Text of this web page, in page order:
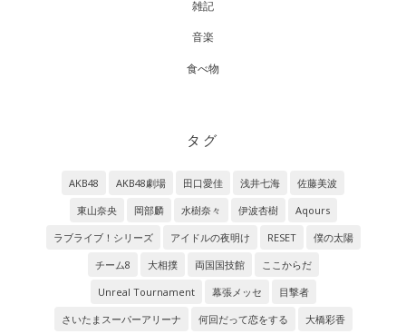
雑記
音楽
食べ物
タグ
AKB48 AKB48劇場 田口愛佳 浅井七海
佐藤美波
東山奈央
岡部麟 水樹奈々 伊波杏樹
Aqours
ラブライブ！シリーズ
アイドルの夜明け RESET
僕の太陽
チーム8
大相撲 両国国技館
ここからだ
Unreal Tournament
幕張メッセ
目撃者
さいたまスーパーアリーナ
何回だって恋をする
大橋彩香